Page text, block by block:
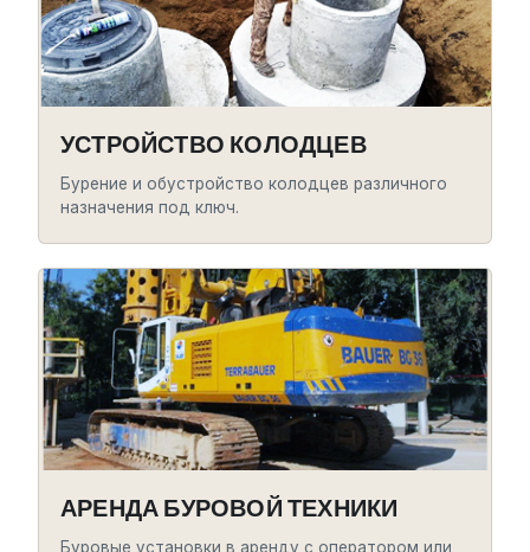
УСТРОЙСТВО КОЛОДЦЕВ
Бурение и обустройство колодцев различного
назначения под ключ.
АРЕНДА БУРОВОЙ ТЕХНИКИ
Буровые установки в аренду с оператором или